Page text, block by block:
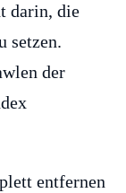
darin, die
setzen.
der
entfernen